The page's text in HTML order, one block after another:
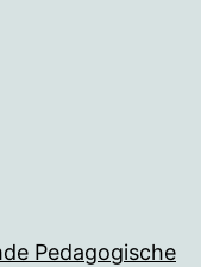
Pedagogische